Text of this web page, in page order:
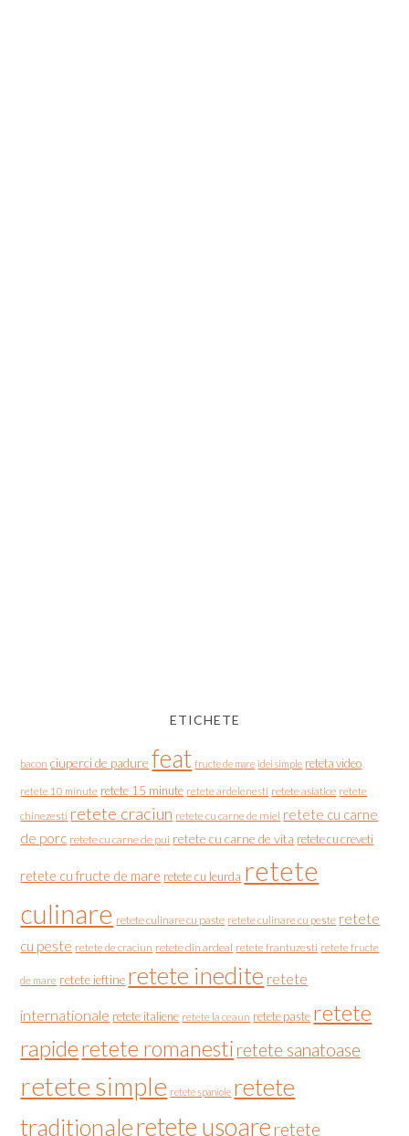
ETICHETE
bacon ciuperci de padure feat fructe de mare idei simple reteta video
retete 10 minute retete 15 minute retete ardelenesti retete asiatice retete
chinezesti retete craciun retete cu carne de miel retete cu carne
de porc retete cu carne de pui retete cu carne de vita retete cu creveti
retete cu fructe de mare retete cu leurda retete
culinare retete culinare cu paste retete culinare cu peste retete
cu peste retete de craciun retete din ardeal retete frantuzesti retete fructe
de mare retete ieftine retete inedite retete
internationale retete italiene retete la ceaun retete paste retete
rapideretete romanesti retete sanatoase
retete simple retete spaniole retete
traditionaleretete usoare retete